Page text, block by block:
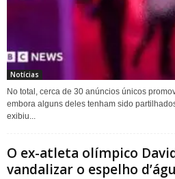
Notícias
No total, cerca de 30 anúncios únicos
embora alguns deles tenham sido
exibiu...
O ex-atleta olímpico
vandalizar o espelho